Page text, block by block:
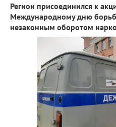
Регион присоединился к
Международному дню
незаконным оборотом